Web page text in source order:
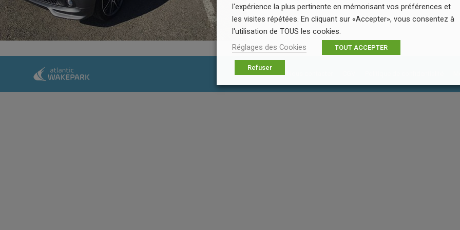
l'expérience la plus pertinente en mémorisant vos préférences et
les visites répétées. En cliquant sur «Accepter», vous consentez à
l'utilisation de TOUS les cookies.
Réglages des Cookies
TOUT ACCEPTER
Refuser